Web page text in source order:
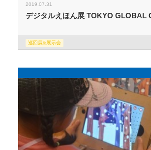
2019.07.31
デジタルえほん展 TOKYO GLOBAL
巡回展&展示会